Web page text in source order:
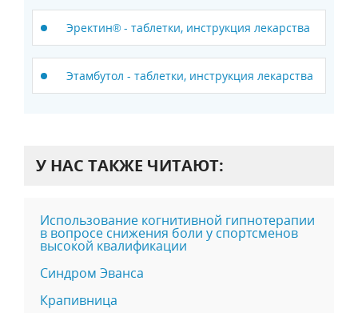
Эректин® - таблетки, инструкция лекарства
Этамбутол - таблетки, инструкция лекарства
У НАС ТАКЖЕ ЧИТАЮТ:
Использование когнитивной гипнотерапии
в вопросе снижения боли у спортсменов
высокой квалификации
Синдром Эванса
Крапивница